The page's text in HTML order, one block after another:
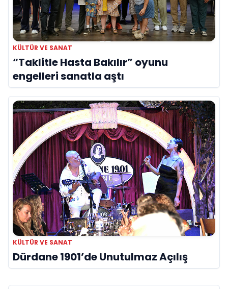
KÜLTÜR VE SANAT
“Taklitle Hasta Bakılır” oyunu
engelleri sanatla aştı
KÜLTÜR VE SANAT
Dürdane 1901’de Unutulmaz Açılış